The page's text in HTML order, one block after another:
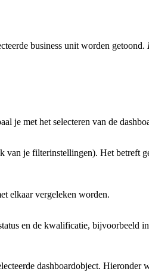
business unit worden getoond.
je met het selecteren van de
je filterinstellingen). Het betreft
elkaar vergeleken worden.
en de kwalificatie, bijvoorbeeld
dashboardobject.